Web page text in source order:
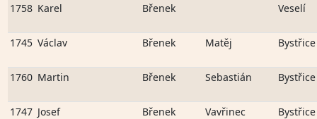
1758 Karel Břenek Veselí
1745 Václav Břenek Matěj Bystřice
1760 Martin Břenek Sebastián Bystřice
1747 Josef Břenek Vavřinec Bystřice